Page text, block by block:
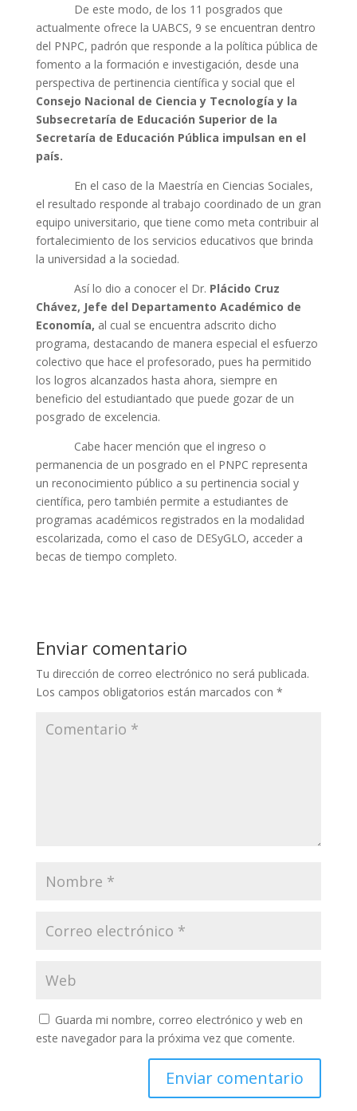
De este modo, de los 11 posgrados que
actualmente ofrece la UABCS, 9 se encuentran dentro
del PNPC, padrón que responde a la política pública de
fomento a la formación e investigación, desde una
perspectiva de pertinencia científica y social que el
Consejo Nacional de Ciencia y Tecnología y la
Subsecretaría de Educación Superior de la
Secretaría de Educación Pública impulsan en el
país.
En el caso de la Maestría en Ciencias Sociales,
el resultado responde al trabajo coordinado de un gran
equipo universitario, que tiene como meta contribuir al
fortalecimiento de los servicios educativos que brinda
la universidad a la sociedad.
Así lo dio a conocer el Dr. Plácido Cruz
Chávez, Jefe del Departamento Académico de
Economía, al cual se encuentra adscrito dicho
programa, destacando de manera especial el esfuerzo
colectivo que hace el profesorado, pues ha permitido
los logros alcanzados hasta ahora, siempre en
beneficio del estudiantado que puede gozar de un
posgrado de excelencia.
Cabe hacer mención que el ingreso o
permanencia de un posgrado en el PNPC representa
un reconocimiento público a su pertinencia social y
científica, pero también permite a estudiantes de
programas académicos registrados en la modalidad
escolarizada, como el caso de DESyGLO, acceder a
becas de tiempo completo.
Enviar comentario
Tu dirección de correo electrónico no será publicada.
Los campos obligatorios están marcados con *
Guarda mi nombre, correo electrónico y web en
este navegador para la próxima vez que comente.